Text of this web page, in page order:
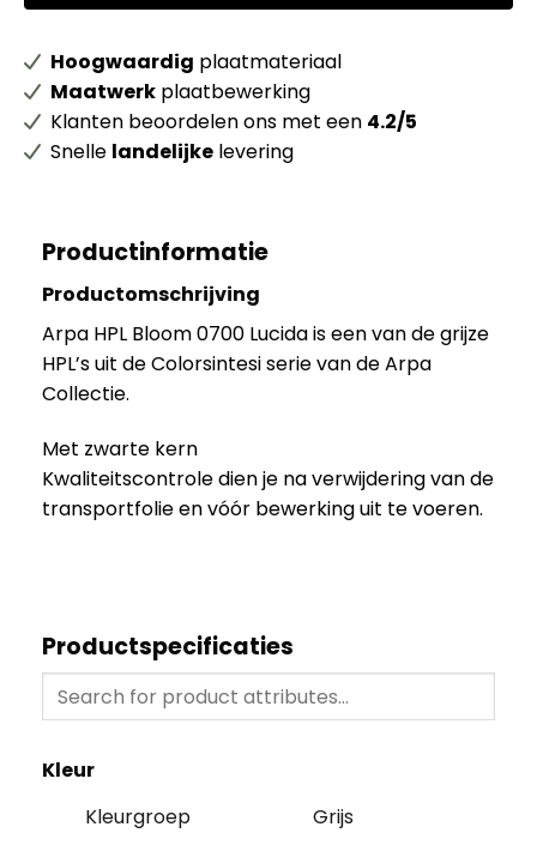
Hoogwaardig plaatmateriaal
Maatwerk plaatbewerking
Klanten beoordelen ons met een 4.2/5
Snelle landelijke levering
Productinformatie
Productomschrijving
Arpa HPL Bloom 0700 Lucida is een van de grijze
HPL’s uit de Colorsintesi serie van de Arpa
Collectie.
Met zwarte kern
Kwaliteitscontrole dien je na verwijdering van de
transportfolie en vóór bewerking uit te voeren.
Productspecificaties
Kleur
Kleurgroep
Grijs